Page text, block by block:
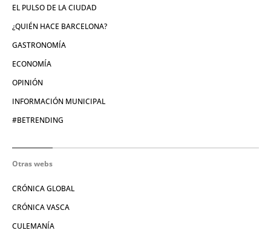
EL PULSO DE LA CIUDAD
¿QUIÉN HACE BARCELONA?
GASTRONOMÍA
ECONOMÍA
OPINIÓN
INFORMACIÓN MUNICIPAL
#BETRENDING
Otras webs
CRÓNICA GLOBAL
CRÓNICA VASCA
CULEMANÍA